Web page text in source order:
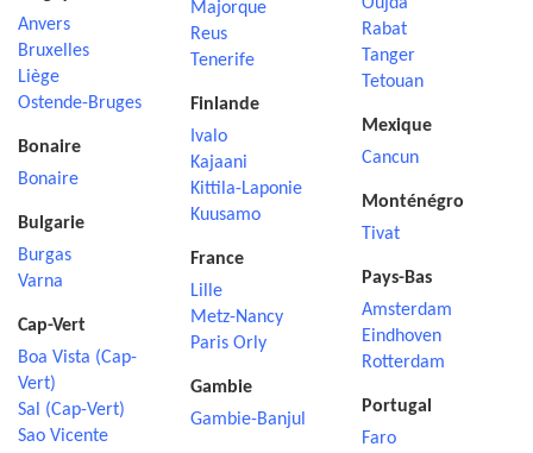
Anvers
Bruxelles
Liège
Ostende-Bruges
Bonaire
Bonaire
Bulgarie
Burgas
Varna
Cap-Vert
Boa Vista (Cap-
Vert)
Sal (Cap-Vert)
Sao Vicente
Majorque
Reus
Tenerife
Finlande
Ivalo
Kajaani
Kittila-Laponie
Kuusamo
France
Lille
Metz-Nancy
Paris Orly
Gambie
Gambie-Banjul
Rabat
Tanger
Tetouan
Mexique
Cancun
Monténégro
Tivat
Pays-Bas
Amsterdam
Eindhoven
Rotterdam
Portugal
Faro